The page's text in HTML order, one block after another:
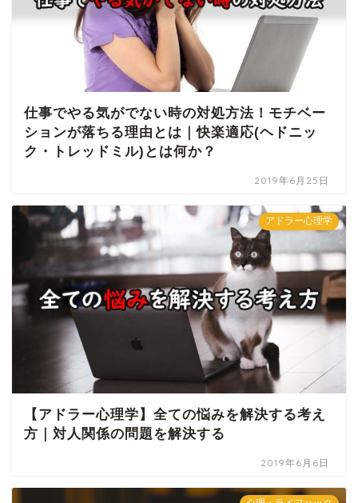
仕事でやる気がでない時の対処方法！モチベー
ションが落ちる理由とは｜快楽適応(ヘドニッ
ク・トレッドミル)とは何か？
2019年6月25日
アドラー心理学
【アドラー心理学】全ての悩みを解決する考え
方｜対人関係の問題を解決する
2019年6月6日